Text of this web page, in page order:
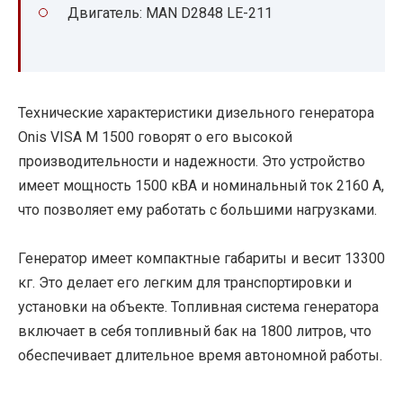
Двигатель: MAN D2848 LE-211
Технические характеристики дизельного генератора
Onis VISA M 1500 говорят о его высокой
производительности и надежности. Это устройство
имеет мощность 1500 кВА и номинальный ток 2160 А,
что позволяет ему работать с большими нагрузками.
Генератор имеет компактные габариты и весит 13300
кг. Это делает его легким для транспортировки и
установки на объекте. Топливная система генератора
включает в себя топливный бак на 1800 литров, что
обеспечивает длительное время автономной работы.